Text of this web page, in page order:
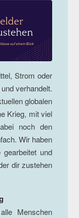
Strom oder
verhandelt.
globalen
Krieg, mit viel
noch den
Wir haben
und
dir zustehen
Menschen